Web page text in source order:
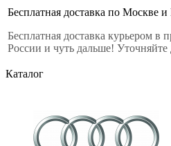
Бесплатная доставка по Москве и
Бесплатная доставка курьером
России и чуть дальше!
Каталог